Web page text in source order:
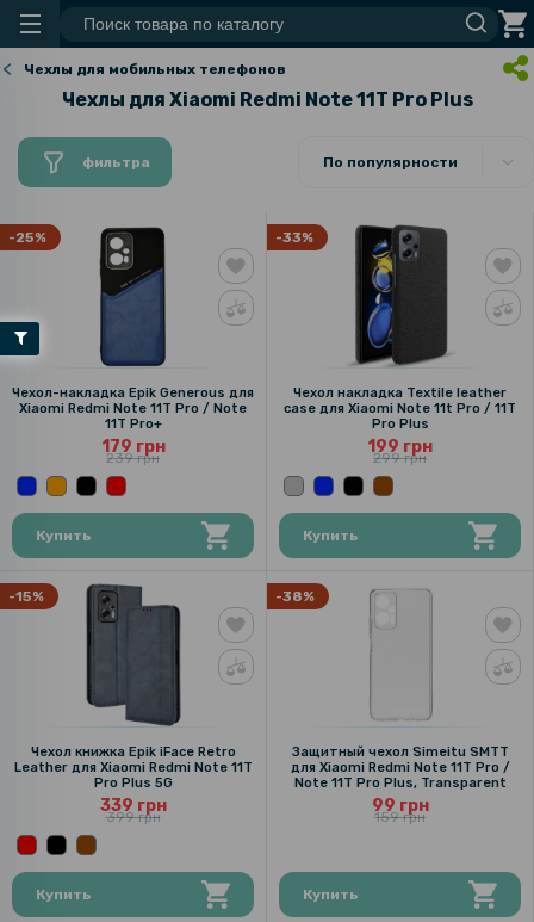
Чехлы для мобильных телефонов
Чехлы для Xiaomi Redmi Note 11T Pro Plus
фильтра По популярности
-25%
Чехол-накладка Epik Generous для
Xiaomi Redmi Note 11T Pro / Note
11T Pro+
179 грн
239 грн
Купить
-33%
Чехол накладка Textile leather
саse для Xiaomi Note 11t Pro / 11T
Pro Plus
199 грн
299 грн
Купить
-15%
Чехол книжка Epik iFace Retro
Leather для Xiaomi Redmi Note 11T
Pro Plus 5G
339 грн
399 грн
Купить
-38%
Защитный чехол Simeitu SMTT
для Xiaomi Redmi Note 11T Pro /
Note 11T Pro Plus, Transparent
99 грн
159 грн
Купить